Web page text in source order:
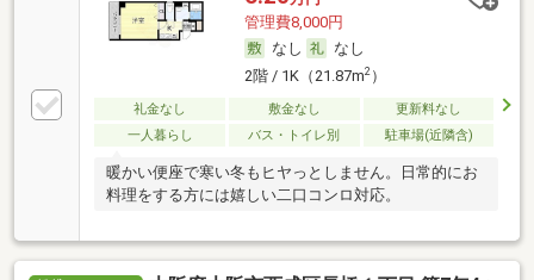
管理費8,000円
なし
なし
2階 / 1K（21.87m2）
礼金なし 敷金なし
更新料なし
一人暮らし
バス・トイレ別 駐車場(近隣含)
暖かい便座で寒い冬もヒヤっとしません。日常的にお
料理をする方には嬉しい二口コンロ対応。